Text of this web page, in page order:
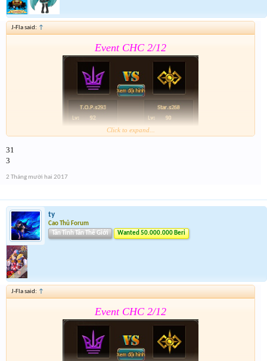
J-Fla said: ↑
Event CHC 2/12
Click to expand...
31
3
2 Tháng mười hai 2017
ty
Cao Thủ Forum
Tân Tinh Tân Thế Giới
Wanted 50.000.000 Beri
J-Fla said: ↑
Event CHC 2/12